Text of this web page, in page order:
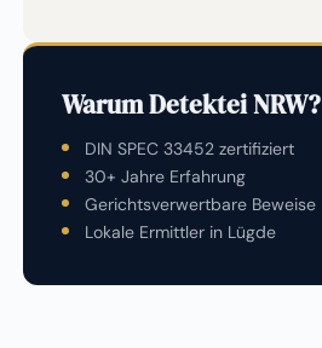
Warum Detektei NRW?
DIN SPEC 33452 zertifiziert
30+ Jahre Erfahrung
Gerichtsverwertbare Beweise
Lokale Ermittler in Lügde